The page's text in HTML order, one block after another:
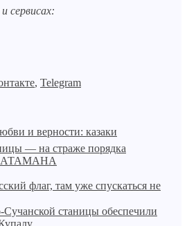
сервисах:
, Telegram
и верности: казаки
— на страже порядка
АТАМАНА
флаг, там уже спускаться не
станицы обеспечили